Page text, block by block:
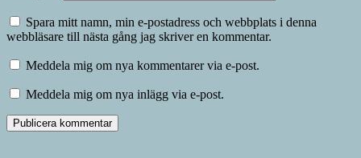
Spara mitt namn, min e-postadress och webbplats i denna
webbläsare till nästa gång jag skriver en kommentar.
Meddela mig om nya kommentarer via e-post.
Meddela mig om nya inlägg via e-post.